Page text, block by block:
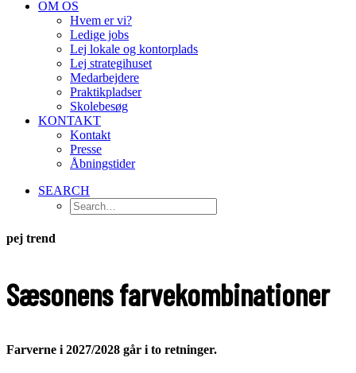
OM OS
Hvem er vi?
Ledige jobs
Lej lokale og kontorplads
Lej strategihuset
Medarbejdere
Praktikpladser
Skolebesøg
KONTAKT
Kontakt
Presse
Åbningstider
SEARCH
pej trend
Sæsonens farvekombinationer
Farverne i 2027/2028 går i to retninger.